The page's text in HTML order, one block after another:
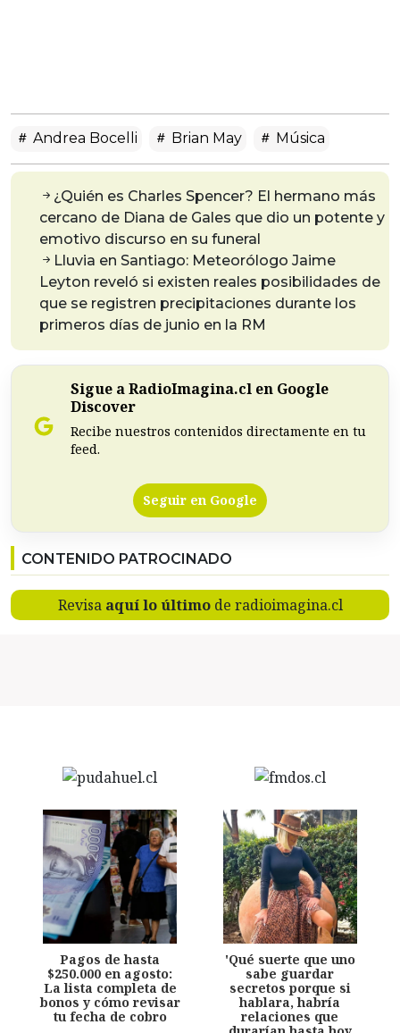
Andrea Bocelli Brian May Música
¿Quién es Charles Spencer? El hermano más
cercano de Diana de Gales que dio un potente y
emotivo discurso en su funeral
Lluvia en Santiago: Meteorólogo Jaime
Leyton reveló si existen reales posibilidades de
que se registren precipitaciones durante los
primeros días de junio en la RM
Sigue a RadioImagina.cl en Google
Discover
Recibe nuestros contenidos directamente en tu
feed.
Seguir en Google
CONTENIDO PATROCINADO
Revisa aquí lo últimode radioimagina.cl
Pagos de hasta
$250.000 en agosto:
La lista completa de
bonos y cómo revisar
tu fecha de cobro
'Qué suerte que uno
sabe guardar
secretos porque si
hablara, habría
relaciones que